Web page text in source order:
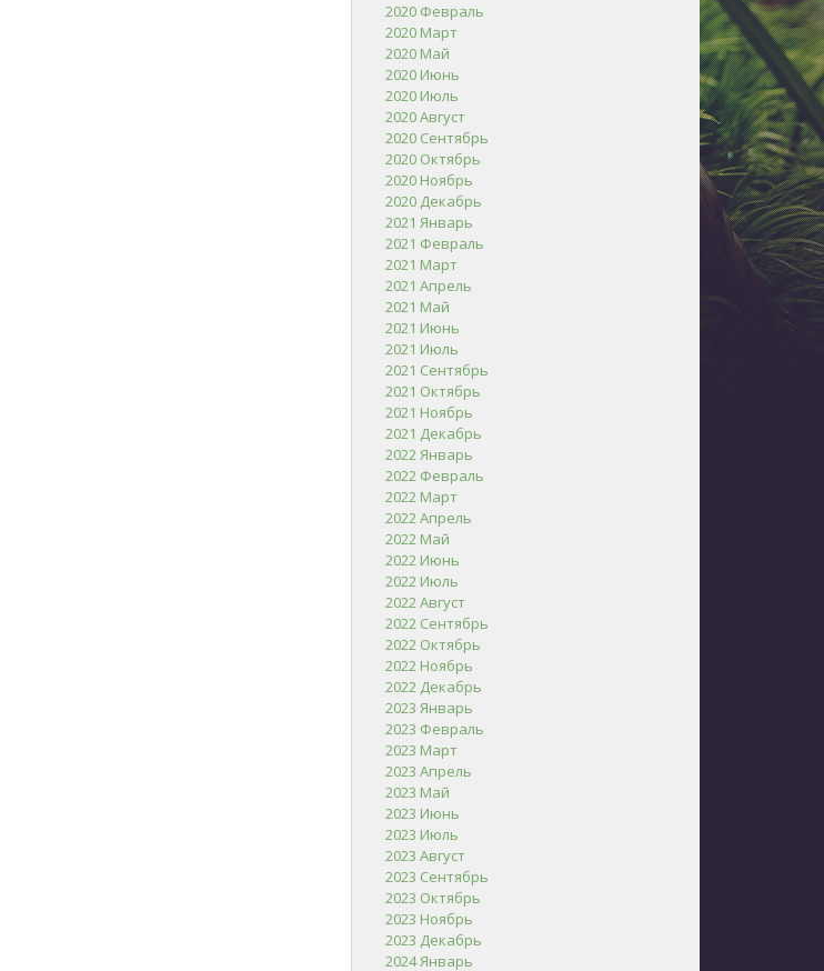
2020 Февраль
2020 Март
2020 Май
2020 Июнь
2020 Июль
2020 Август
2020 Сентябрь
2020 Октябрь
2020 Ноябрь
2020 Декабрь
2021 Январь
2021 Февраль
2021 Март
2021 Апрель
2021 Май
2021 Июнь
2021 Июль
2021 Сентябрь
2021 Октябрь
2021 Ноябрь
2021 Декабрь
2022 Январь
2022 Февраль
2022 Март
2022 Апрель
2022 Май
2022 Июнь
2022 Июль
2022 Август
2022 Сентябрь
2022 Октябрь
2022 Ноябрь
2022 Декабрь
2023 Январь
2023 Февраль
2023 Март
2023 Апрель
2023 Май
2023 Июнь
2023 Июль
2023 Август
2023 Сентябрь
2023 Октябрь
2023 Ноябрь
2023 Декабрь
2024 Январь